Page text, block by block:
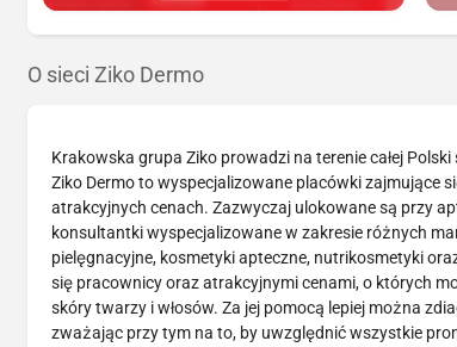
O sieci Ziko Dermo
Krakowska grupa Ziko prowadzi na terenie całej
Ziko Dermo to wyspecjalizowane placówki zajmujące
atrakcyjnych cenach. Zazwyczaj ulokowane są przy
konsultantki wyspecjalizowane w zakresie różnych
pielęgnacyjne, kosmetyki apteczne, nutrikosmetyki
się pracownicy oraz atrakcyjnymi cenami, o których
skóry twarzy i włosów. Za jej pomocą lepiej można
zważając przy tym na to, by uwzględnić wszystkie